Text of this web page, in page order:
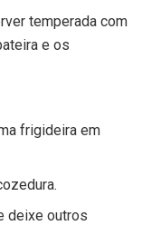
temperada com
e os
frigideira em
deixe outros